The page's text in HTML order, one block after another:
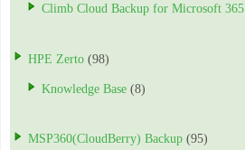
Climb Cloud Backup for Microsoft 365
HPE Zerto (98)
Knowledge Base (8)
MSP360(CloudBerry) Backup (95)